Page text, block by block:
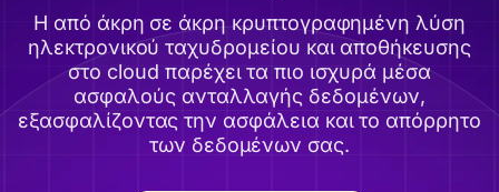
Η από άκρη σε άκρη κρυπτογραφημένη λύση
ηλεκτρονικού ταχυδρομείου και αποθήκευσης
στο cloud παρέχει τα πιο ισχυρά μέσα
ασφαλούς ανταλλαγής δεδομένων,
εξασφαλίζοντας την ασφάλεια και το απόρρητο
των δεδομένων σας.